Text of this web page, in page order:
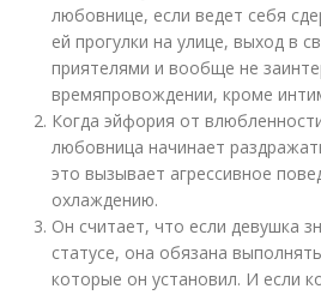
любовнице, если ведет себя
ей прогулки на улице, выход в
приятелями и вообще не
времяпровождении, кроме
Когда эйфория от
любовница начинает
это вызывает агрессивное
охлаждению.
Он считает, что если девушка
статусе, она обязана
которые он установил. И если